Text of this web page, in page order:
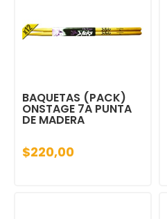
BAQUETAS (PACK)
ONSTAGE 7A PUNTA
DE MADERA
$220,00